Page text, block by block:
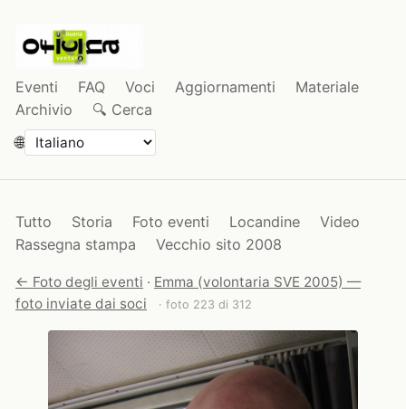
Eventi FAQ Voci Aggiornamenti
Materiale
Archivio
🔍 Cerca
🌐
Tutto Storia Foto eventi Locandine
Video
Rassegna stampa
Vecchio sito 2008
← Foto degli eventi · Emma (volontaria SVE 2005) —
foto inviate dai soci
· foto 223 di 312